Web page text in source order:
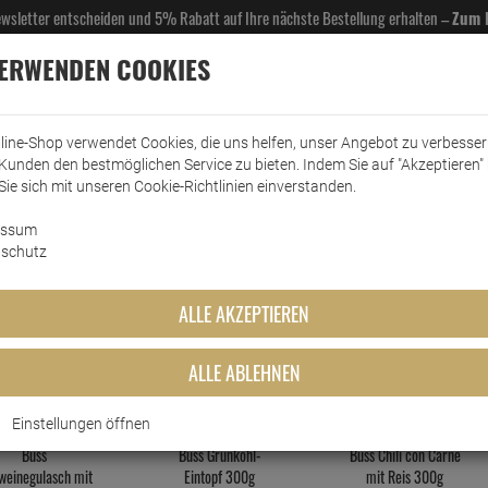
entscheiden und 5% Rabatt auf Ihre nächste Bestellung erhalten –Zum
& GASTROBEDARF DROGERIE KÜCHE & HAUSHALT KFZ
PRODUKTE DIESER
Buss
mit
Buss Grünkohl-
Eintopf 300g
Buss Chili con Carne
mit Reis 300g
COOKIES
Shop verwendet Cookies, die uns helfen, unser Angebot zu
den bestmöglichen Service zu bieten. Indem Sie auf "Akzeptieren"
sich mit unseren Cookie-Richtlinien einverstanden.
ALLE AKZEPTIEREN
ALLE ABLEHNEN
Einstellungen öffnen